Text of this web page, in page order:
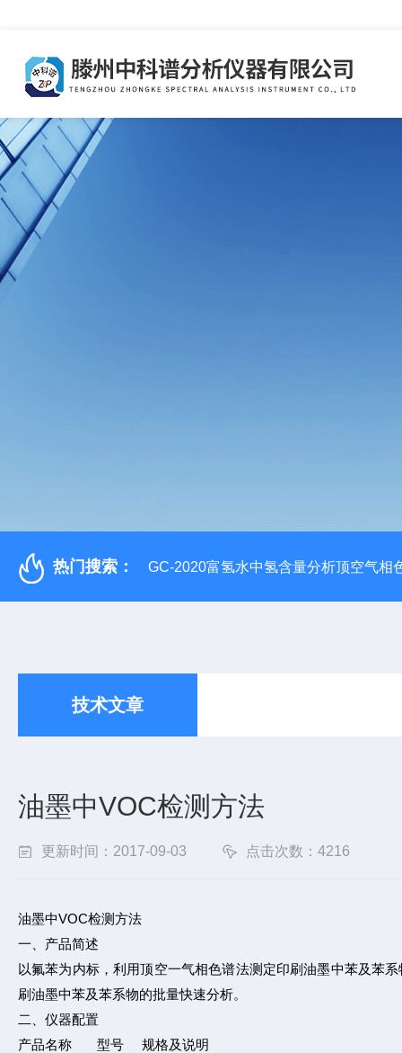
热门搜索： GC-2020富氢水中氢含量分析顶空气相
技术文章
油墨中VOC检测方法
更新时间：2017-09-03 点击次数：4216
油墨中VOC检测方法
一、产品简述
以氟苯为内标，利用顶空一气相色谱法测定印刷油墨中苯及苯
刷油墨中苯及苯系物的批量快速分析。
二、仪器配置
产品名称 型号 规格及说明